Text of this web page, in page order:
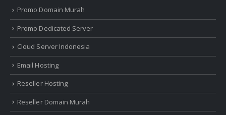
Promo Domain Murah
Promo Dedicated Server
Cloud Server Indonesia
Email Hosting
Reseller Hosting
Reseller Domain Murah